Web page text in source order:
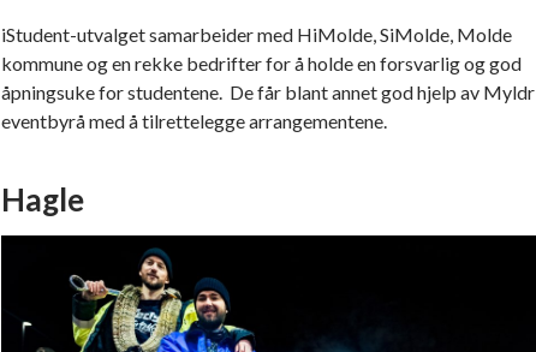
iStudent-utvalget samarbeider med HiMolde, SiMolde, Molde
kommune og en rekke bedrifter for å holde en forsvarlig og god
åpningsuke for studentene. De får blant annet god hjelp av Myldr
eventbyrå med å tilrettelegge arrangementene.
Hagle